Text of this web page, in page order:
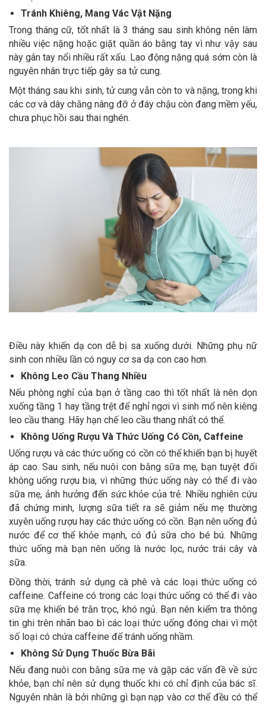
Tránh Khiêng, Mang Vác Vật Nặng
Trong tháng cữ, tốt nhất là 3 tháng sau sinh không nên làm
nhiều việc nặng hoặc giặt quần áo bằng tay vì như vậy sau
này gân tay nổi nhiều rất xấu. Lao động nặng quá sớm còn là
nguyên nhân trực tiếp gây sa tử cung.
Một tháng sau khi sinh, tử cung vẫn còn to và nặng, trong khi
các cơ và dây chằng nâng đỡ ở đáy chậu còn đang mềm yếu,
chưa phục hồi sau thai nghén.
Điều này khiến dạ con dễ bị sa xuống dưới. Những phụ nữ
sinh con nhiều lần có nguy cơ sa dạ con cao hơn.
Không Leo Cầu Thang Nhiều
Nếu phòng nghỉ của bạn ở tầng cao thì tốt nhất là nên dọn
xuống tầng 1 hay tầng trệt để nghỉ ngơi vì sinh mổ nên kiêng
leo cầu thang. Hãy hạn chế leo cầu thang nhất có thể.
Không Uống Rượu Và Thức Uống Có Cồn, Caffeine
Uống rượu và các thức uống có cồn có thể khiến bạn bị huyết
áp cao. Sau sinh, nếu nuôi con bằng sữa mẹ, bạn tuyệt đối
không uống rượu bia, vì những thức uống này có thể đi vào
sữa mẹ, ảnh hưởng đến sức khỏe của trẻ. Nhiều nghiên cứu
đã chứng minh, lượng sữa tiết ra sẽ giảm nếu mẹ thường
xuyên uống rượu hay các thức uống có cồn. Bạn nên uống đủ
nước để cơ thể khỏe mạnh, có đủ sữa cho bé bú. Những
thức uống mà bạn nên uống là nước lọc, nước trái cây và
sữa.
Đồng thời, tránh sử dụng cà phê và các loại thức uống có
caffeine. Caffeine có trong các loại thức uống có thể đi vào
sữa mẹ khiến bé trằn trọc, khó ngủ. Bạn nên kiểm tra thông
tin ghi trên nhãn bao bì các loại thức uống đóng chai vì một
số loại có chứa caffeine để tránh uống nhầm.
Không Sử Dụng Thuốc Bừa Bãi
Nếu đang nuôi con bằng sữa mẹ và gặp các vấn đề về sức
khỏe, bạn chỉ nên sử dụng thuốc khi có chỉ định của bác sĩ.
Nguyên nhân là bởi những gì bạn nạp vào cơ thể đều có thể